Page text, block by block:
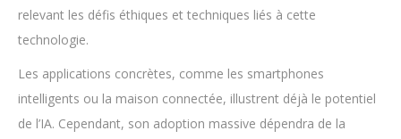
relevant les défis éthiques et techniques liés à cette
technologie.
Les applications concrètes, comme les smartphones
intelligents ou la maison connectée, illustrent déjà le potentiel
de l’IA. Cependant, son adoption massive dépendra de la